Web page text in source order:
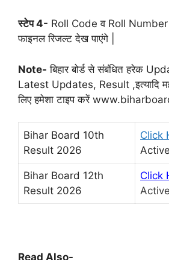
स्टेप 4- Roll Code व Roll
फाइनल रिजल्ट देख पाएंगे |
Note- बिहार बोर्ड से संबंधित हरेक
Latest Updates, Result ,इत्यादि
लिए हमेशा टाइप करें
Bihar Board 10th
Result 2026
Click
Bihar Board 12th
Result 2026
Click
Read Also-